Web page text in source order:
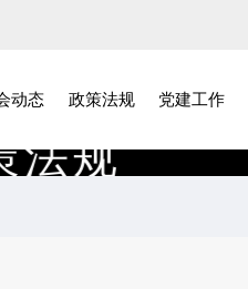
动态 政策法规 党建工作
法规